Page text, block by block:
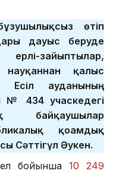
өтіп
дауыс беруде
зайыптылар,
қалыс
ауданының
№ 434 учаскедегі
байқаушылар
қоғамдық
Сәттігүл Әукен.
ел бойынша10 249